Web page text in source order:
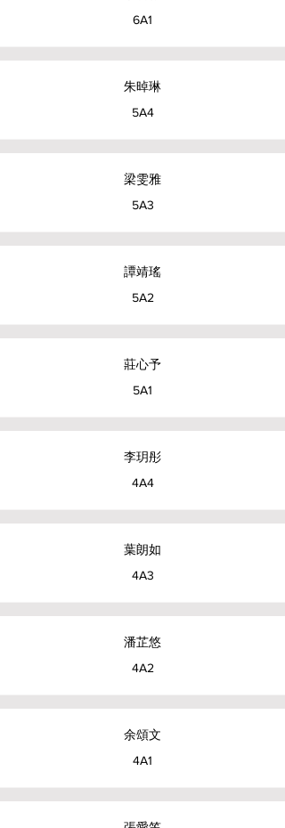
6A1
朱晫琳
5A4
梁雯雅
5A3
譚靖瑤
5A2
莊心予
5A1
李玥彤
4A4
葉朗如
4A3
潘芷悠
4A2
余頌文
4A1